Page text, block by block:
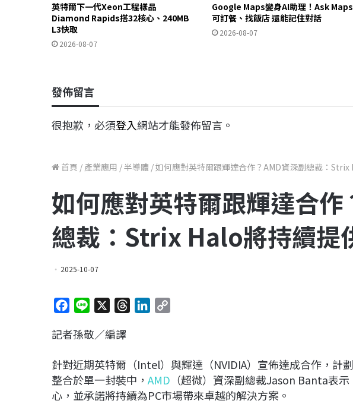
英特爾下一代Xeon工程樣品
Diamond Rapids搭32核心、240MB
L3快取
2026-08-07
Google Maps變身AI助理！Ask Maps
可訂餐、找飯店 還能記住對話
2026-08-07
發佈留言
很抱歉，必須登入網站才能發佈留言。